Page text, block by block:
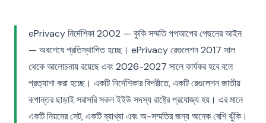
ePrivacy নির্দেশিকা 2002 — কুকি সম্মতি পপআপের পেছনের আইন
— অবশেষে প্রতিস্থাপিত হচ্ছে। ePrivacy রেগুলেশন 2017 সাল
থেকে আলোচনায় রয়েছে এবং 2026-2027 সালে কার্যকর হবে বলে
প্রত্যাশা করা হচ্ছে। একটি নির্দেশিকার বিপরীতে, একটি রেগুলেশন জাতীয়
রূপান্তর ছাড়াই সরাসরি সকল ইইউ সদস্য রাষ্ট্রে প্রযোজ্য হয়। এর মানে
একটি নিয়মের সেট, একটি ব্যাখ্যা এবং অ-সম্মতির জন্য অনেক বেশি ঝুঁকি।